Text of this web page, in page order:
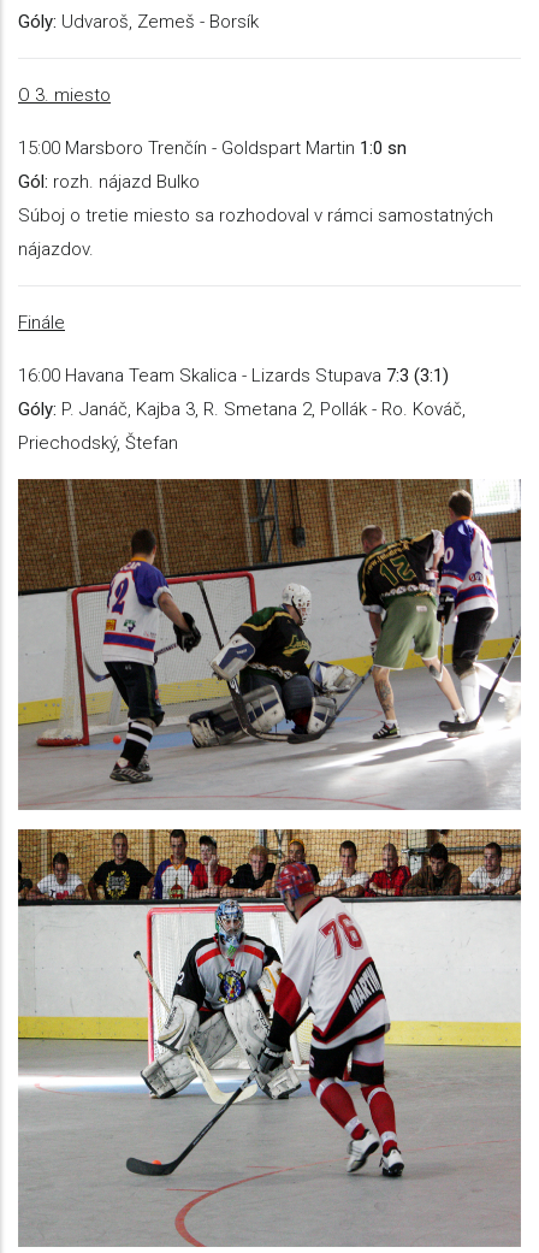
Góly: Udvaroš, Zemeš - Borsík
O 3. miesto
15:00 Marsboro Trenčín - Goldspart Martin 1:0 sn
Gól: rozh. nájazd Bulko
Súboj o tretie miesto sa rozhodoval v rámci samostatných
nájazdov.
Finále
16:00 Havana Team Skalica - Lizards Stupava 7:3 (3:1)
Góly: P. Janáč, Kajba 3, R. Smetana 2, Pollák - Ro. Kováč,
Priechodský, Štefan